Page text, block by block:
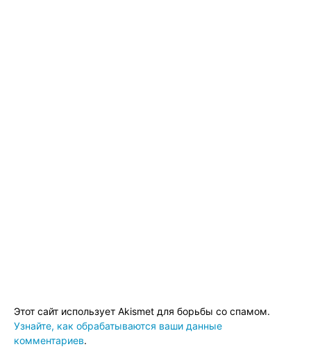
Этот сайт использует Akismet для борьбы со спамом.
Узнайте, как обрабатываются ваши данные
комментариев.